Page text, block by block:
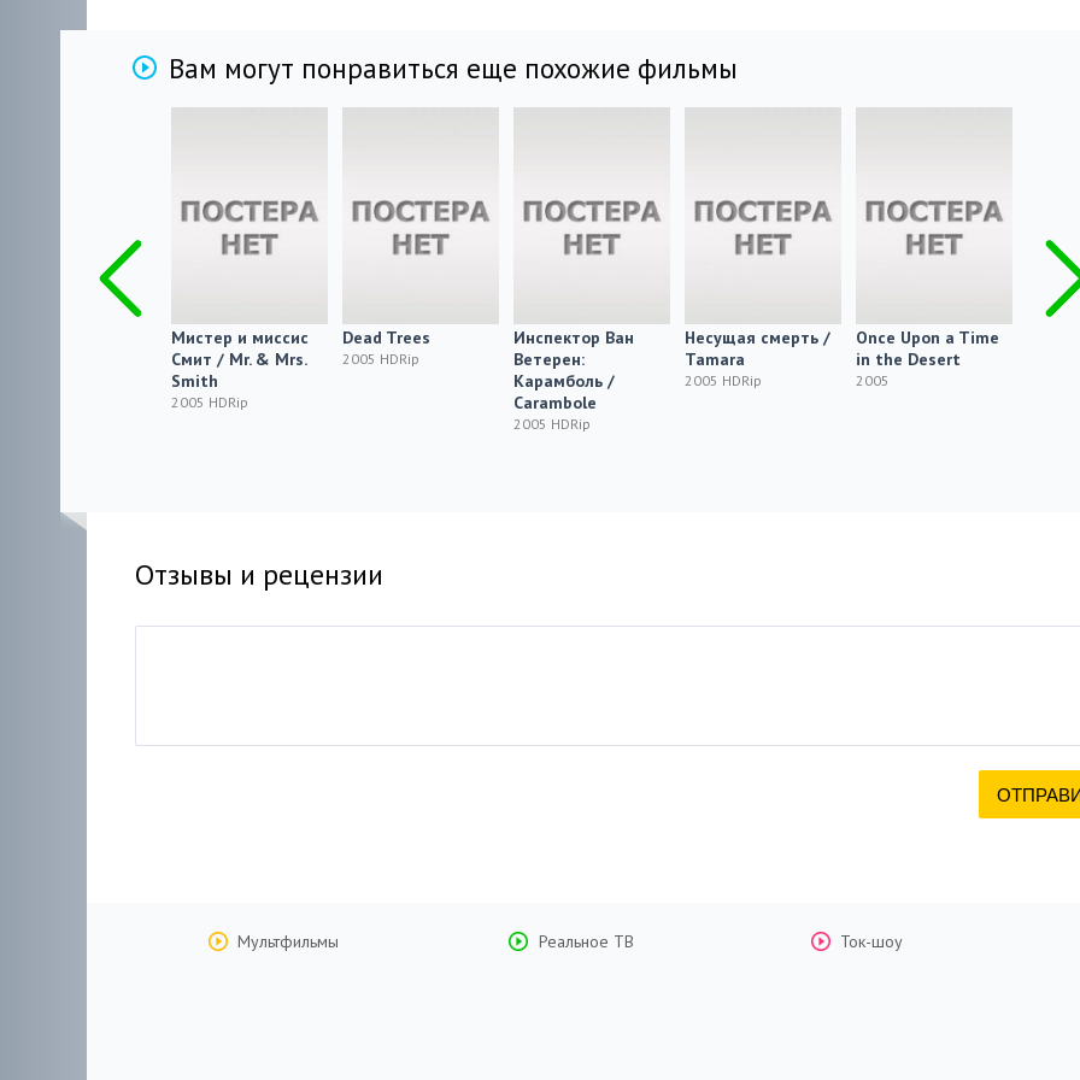
Вам могут понравиться еще похожие фильмы
Мистер и миссис
Смит / Mr. & Mrs.
Smith
2005 HDRip
Dead Trees
2005 HDRip
Инспектор Ван
Ветерен:
Карамболь /
Carambole
2005 HDRip
Несущая смерть /
Tamara
2005 HDRip
Once Upon a Time
in the Desert
2005
Отзывы и рецензии
Мультфильмы Реальное ТВ Ток-шоу